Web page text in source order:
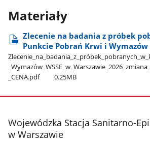
Materiały
Zlecenie na badania z próbek
Punkcie Pobrań Krwi i Wymazów
_CENA.pdf
0.25MB
stopka
Wojewódzka Stacja Sanitarno-
w Warszawie